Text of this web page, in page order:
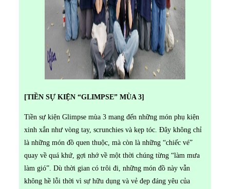
[TIỀN SỰ KIỆN “GLIMPSE” MÙA 3]
Tiền sự kiện Glimpse mùa 3 mang đến những món phụ kiện
xinh xắn như vòng tay, scrunchies và kẹp tóc. Đây không chỉ
là những món đồ quen thuộc, mà còn là những “chiếc vé”
quay về quá khứ, gợi nhớ về một thời chúng từng “làm mưa
làm gió”. Dù thời gian có trôi đi, những món đồ này vẫn
không hề lỗi thời vì sự hữu dụng và vẻ đẹp đáng yêu của